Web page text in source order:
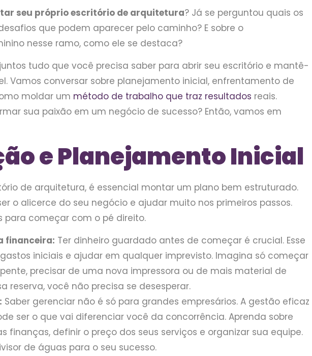
seu próprio escritório de arquitetura? Já se perguntou quais os
que podem aparecer pelo caminho? E sobre o
nesse ramo, como ele se destaca?
tudo que você precisa saber para abrir seu escritório e mantê-
Vamos conversar sobre planejamento inicial, enfrentamento de
moldar um método de trabalho que traz resultados reais.
sua paixão em um negócio de sucesso? Então, vamos em
e Planejamento Inicial
de arquitetura, é essencial montar um plano bem estruturado.
o alicerce do seu negócio e ajudar muito nos primeiros passos.
para começar com o pé direito.
financeira: Ter dinheiro guardado antes de começar é crucial. Esse
iniciais e ajudar em qualquer imprevisto. Imagina só começar
precisar de uma nova impressora ou de mais material de
reserva, você não precisa se desesperar.
Saber gerenciar não é só para grandes empresários. A gestão eficaz
ser o que vai diferenciar você da concorrência. Aprenda sobre
finanças, definir o preço dos seus serviços e organizar sua equipe.
de águas para o seu sucesso.